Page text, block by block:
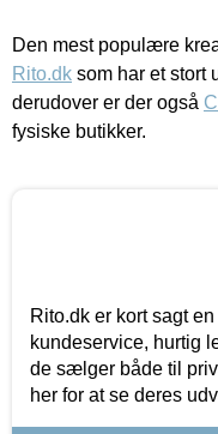
Den mest populære
Rito.dk som har et stort
derudover er der også
fysiske butikker.
Rito.dk er kort sagt
kundeservice, hurtig
de sælger både til
her for at se deres